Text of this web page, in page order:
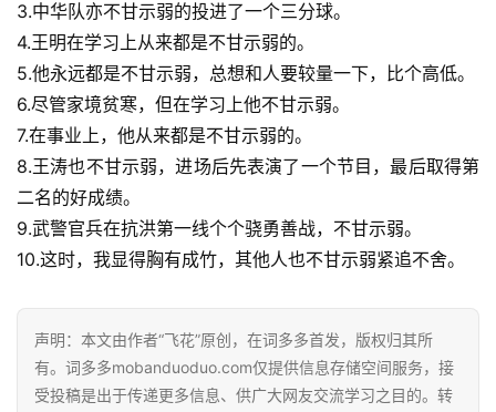
3.中华队亦不甘示弱的投进了一个三分球。
4.王明在学习上从来都是不甘示弱的。
5.他永远都是不甘示弱，总想和人要较量一下，比个高低。
6.尽管家境贫寒，但在学习上他不甘示弱。
7.在事业上，他从来都是不甘示弱的。
8.王涛也不甘示弱，进场后先表演了一个节目，最后取得第
二名的好成绩。
9.武警官兵在抗洪第一线个个骁勇善战，不甘示弱。
10.这时，我显得胸有成竹，其他人也不甘示弱紧追不舍。
声明：本文由作者“飞花”原创，在词多多首发，版权归其所
有。词多多mobanduoduo.com仅提供信息存储空间服务，接
受投稿是出于传递更多信息、供广大网友交流学习之目的。转